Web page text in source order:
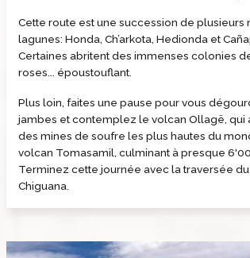
Cette route est une succession de plusieurs
lagunes: Honda, Ch’arkota, Hedionda et
Certaines abritent des immenses colonies
roses... époustouflant.
Plus loin, faites une pause pour vous
jambes et contemplez le volcan Ollagë, qui
des mines de soufre les plus hautes du
volcan Tomasamil, culminant à presque
Terminez cette journée avec la traversée
Chiguana.